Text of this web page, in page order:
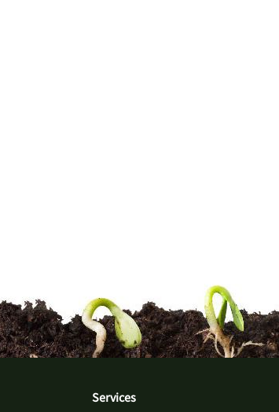
Services